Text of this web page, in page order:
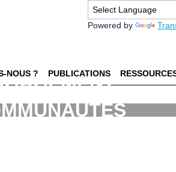
Powered by
NOUS ? PUBLICATIONS